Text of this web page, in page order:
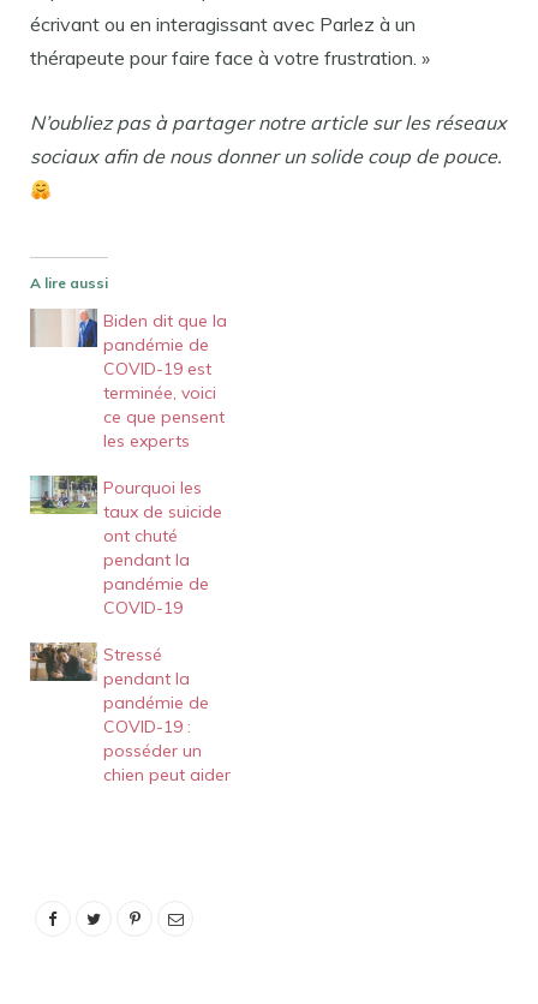
écrivant ou en interagissant avec Parlez à un
thérapeute pour faire face à votre frustration. »
N’oubliez pas à partager notre article sur les réseaux
sociaux afin de nous donner un solide coup de pouce.
A lire aussi
Biden dit que la
pandémie de
COVID-19 est
terminée, voici
ce que pensent
les experts
Pourquoi les
taux de suicide
ont chuté
pendant la
pandémie de
COVID-19
Stressé
pendant la
pandémie de
COVID-19 :
posséder un
chien peut aider